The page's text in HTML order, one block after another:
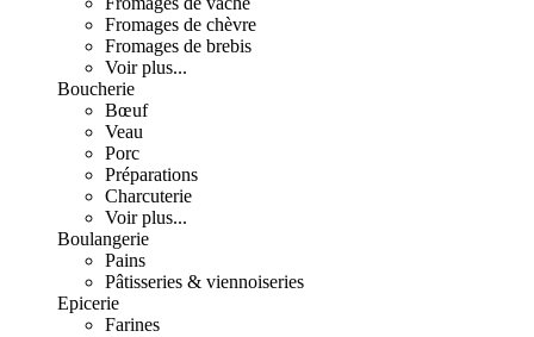
Fromages de chèvre
Fromages de brebis
Voir plus...
Boucherie
Bœuf
Veau
Porc
Préparations
Charcuterie
Voir plus...
Boulangerie
Pains
Pâtisseries & viennoiseries
Epicerie
Farines